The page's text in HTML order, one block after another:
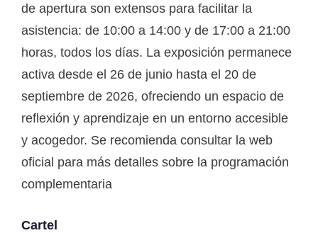
de apertura son extensos para facilitar la
asistencia: de 10:00 a 14:00 y de 17:00 a 21:00
horas, todos los días. La exposición permanece
activa desde el 26 de junio hasta el 20 de
septiembre de 2026, ofreciendo un espacio de
reflexión y aprendizaje en un entorno accesible
y acogedor. Se recomienda consultar la web
oficial para más detalles sobre la programación
complementaria
Cartel